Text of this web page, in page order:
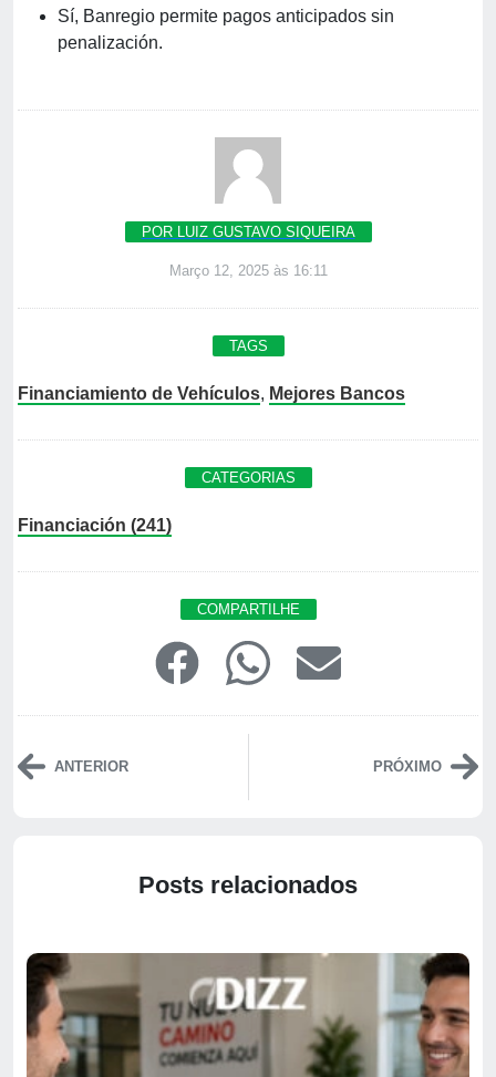
Sí, Banregio permite pagos anticipados sin
penalización.
POR LUIZ GUSTAVO SIQUEIRA
Março 12, 2025 às 16:11
TAGS
Financiamiento de Vehículos, Mejores Bancos
CATEGORIAS
Financiación (241)
COMPARTILHE
ANTERIOR PRÓXIMO
Posts relacionados